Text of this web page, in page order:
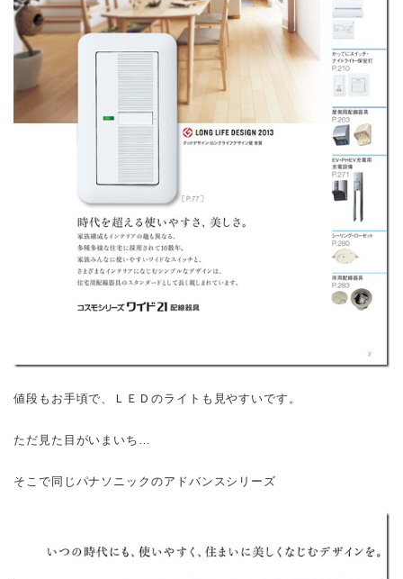
値段もお手頃で、ＬＥＤのライトも見やすいです。
ただ見た目がいまいち…
そこで同じパナソニックのアドバンスシリーズ